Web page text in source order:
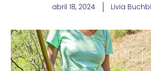
abril 18, 2024 Livia